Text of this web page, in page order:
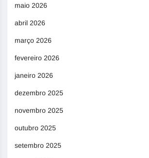
maio 2026
abril 2026
março 2026
fevereiro 2026
janeiro 2026
dezembro 2025
novembro 2025
outubro 2025
setembro 2025